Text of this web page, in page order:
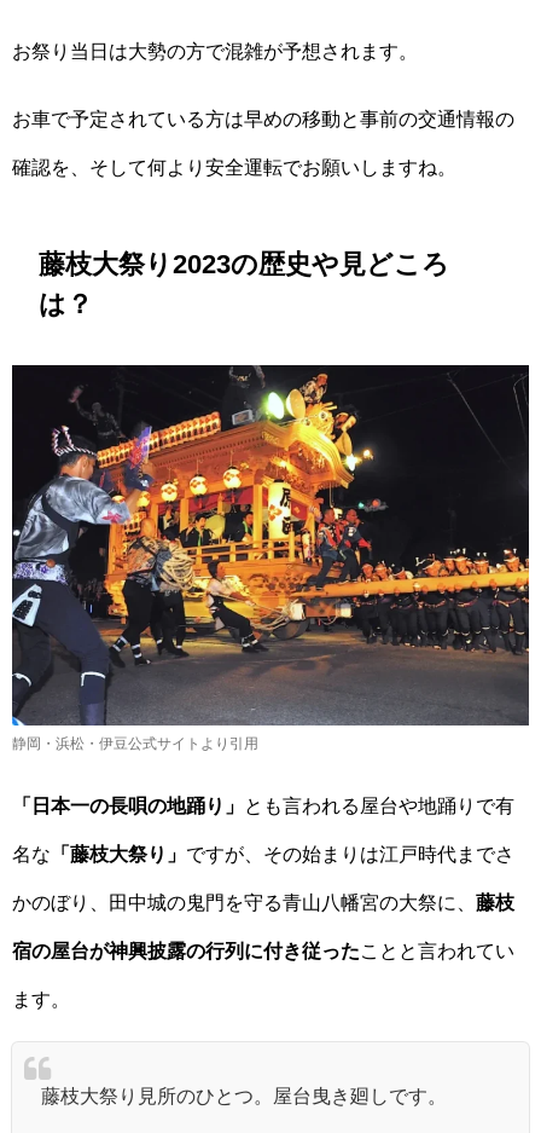
お祭り当日は大勢の方で混雑が予想されます。
お車で予定されている方は早めの移動と事前の交通情報の
確認を、そして何より安全運転でお願いしますね。
藤枝大祭り2023の歴史や見どころ
は？
静岡・浜松・伊豆公式サイトより引用
「日本一の長唄の地踊り」 とも言われる屋台や地踊りで有
名な 「藤枝大祭り」 ですが、その始まりは江戸時代までさ
かのぼり、田中城の鬼門を守る青山八幡宮の大祭に、 藤枝
宿の屋台が神興披露の行列に付き従った ことと言われてい
ます。
藤枝大祭り見所のひとつ。屋台曳き廻しです。